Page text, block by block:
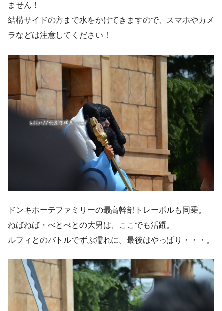
ません！
結構サイドの方まで水をかけてきますので、スマホやカメ
ラなどは注意してください！
ドンキホーテファミリーの最高幹部トレーボルも同乗。
ねばねば・べとべとの大男は、ここでも活躍。
ルフィとのバトルでずぶ濡れに。最後はやっぱり・・・。